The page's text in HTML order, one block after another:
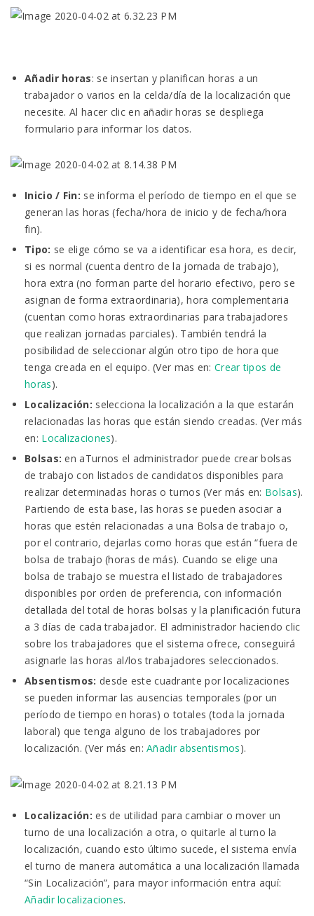
Añadir horas: se insertan y planifican horas a un
trabajador o varios en la celda/día de la localización que
necesite. Al hacer clic en añadir horas se despliega
formulario para informar los datos.
Inicio / Fin: se informa el período de tiempo en el que se
generan las horas (fecha/hora de inicio y de fecha/hora
fin).
Tipo: se elige cómo se va a identificar esa hora, es decir,
si es normal (cuenta dentro de la jornada de trabajo),
hora extra (no forman parte del horario efectivo, pero se
asignan de forma extraordinaria), hora complementaria
(cuentan como horas extraordinarias para trabajadores
que realizan jornadas parciales). También tendrá la
posibilidad de seleccionar algún otro tipo de hora que
tenga creada en el equipo. (Ver mas en:Crear tipos de
horas).
Localización: selecciona la localización a la que estarán
relacionadas las horas que están siendo creadas. (Ver más
en: Localizaciones).
Bolsas: en aTurnos el administrador puede crear bolsas
de trabajo con listados de candidatos disponibles para
realizar determinadas horas o turnos (Ver más en: Bolsas).
Partiendo de esta base, las horas se pueden asociar a
horas que estén relacionadas a una Bolsa de trabajo o,
por el contrario, dejarlas como horas que están “fuera de
bolsa de trabajo (horas de más). Cuando se elige una
bolsa de trabajo se muestra el listado de trabajadores
disponibles por orden de preferencia, con información
detallada del total de horas bolsas y la planificación futura
a 3 días de cada trabajador. El administrador haciendo clic
sobre los trabajadores que el sistema ofrece, conseguirá
asignarle las horas al/los trabajadores seleccionados.
Absentismos: desde este cuadrante por localizaciones
se pueden informar las ausencias temporales (por un
período de tiempo en horas) o totales (toda la jornada
laboral) que tenga alguno de los trabajadores por
localización. (Ver más en:Añadir absentismos).
Localización: es de utilidad para cambiar o mover un
turno de una localización a otra, o quitarle al turno la
localización, cuando esto último sucede, el sistema envía
el turno de manera automática a una localización llamada
“Sin Localización”, para mayor información entra aquí:
Añadir localizaciones.